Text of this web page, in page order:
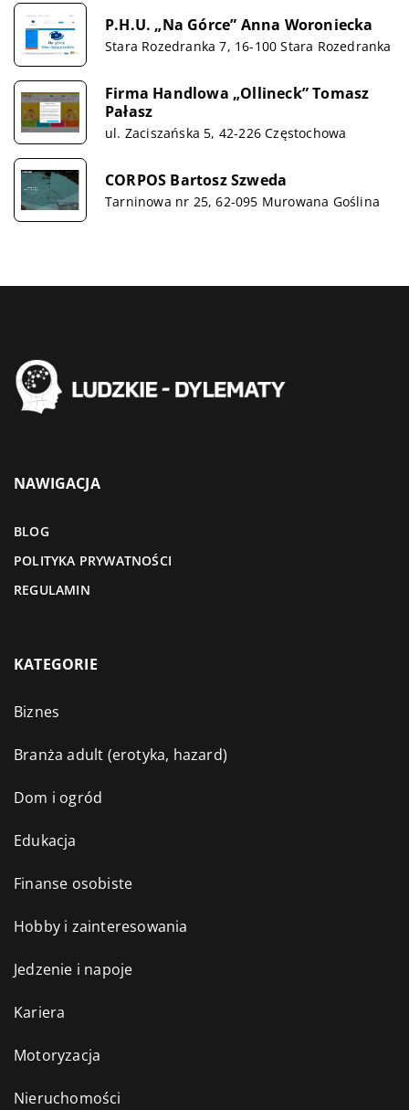
P.H.U. „Na Górce” Anna Woroniecka
Stara Rozedranka 7, 16-100 Stara Rozedranka
Firma Handlowa „Ollineck” Tomasz
Pałasz
ul. Zaciszańska 5, 42-226 Częstochowa
CORPOS Bartosz Szweda
Tarninowa nr 25, 62-095 Murowana Goślina
NAWIGACJA
BLOG
POLITYKA PRYWATNOŚCI
REGULAMIN
KATEGORIE
Biznes
Branża adult (erotyka, hazard)
Dom i ogród
Edukacja
Finanse osobiste
Hobby i zainteresowania
Jedzenie i napoje
Kariera
Motoryzacja
Nieruchomości